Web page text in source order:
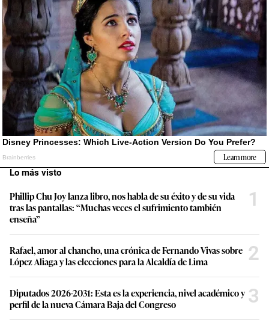
Lo más visto
Phillip Chu Joy lanza libro, nos habla de su éxito y de su vida
tras las pantallas: “Muchas veces el sufrimiento también
enseña”
1
Rafael, amor al chancho, una crónica de Fernando Vivas sobre
López Aliaga y las elecciones para la Alcaldía de Lima
2
Diputados 2026-2031: Esta es la experiencia, nivel académico y
perfil de la nueva Cámara Baja del Congreso
3